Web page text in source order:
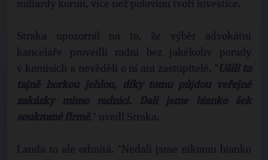
miliardy korun, více než polovinu tvoří investice.
Straka upozornil na to, že výběr advokátní
kanceláře provedli radní bez jakékoliv porady
v komisích a nevěděli o ní ani zastupitelé. " Ušili to
tajně horkou jehlou, díky tomu půjdou veřejné
zakázky mimo radnici. Dali jsme bianko šek
soukromé firmě," uvedl Straka.
Landa to ale odmítá. "Nedali jsme nikomu bianko